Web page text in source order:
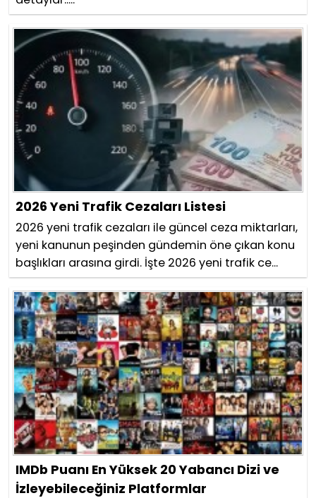
2026 Yeni Trafik Cezaları Listesi
2026 yeni trafik cezaları ile güncel ceza miktarları,
yeni kanunun peşinden gündemin öne çıkan konu
başlıkları arasına girdi. İşte 2026 yeni trafik ce...
IMDb Puanı En Yüksek 20 Yabancı Dizi ve
İzleyebileceğiniz Platformlar